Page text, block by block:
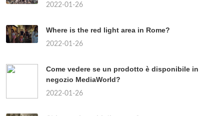
2022-01-26
Where is the red light area in Rome?
2022-01-26
Come vedere se un prodotto è disponibile in
negozio MediaWorld?
2022-01-26